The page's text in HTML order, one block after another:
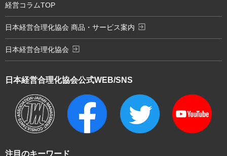
注目のキーワード
日本経営合理化協会公式WEB/SNS
経営コラムTOP
日本経営合理化協会 商品・サービス案内 exit_to_app
日本経営合理化協会 exit_to_app